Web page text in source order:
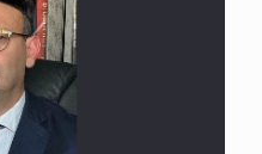
حفل توزيع الشهادات في